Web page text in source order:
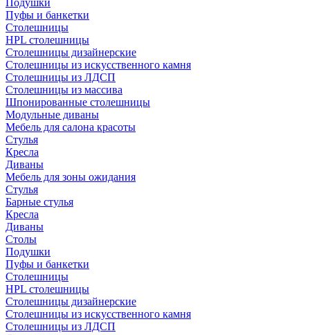
Подушки
Пуфы и банкетки
Столешницы
HPL столешницы
Столешницы дизайнерские
Столешницы из искусственного камня
Столешницы из ЛДСП
Столешницы из массива
Шпонированные столешницы
Модульные диваны
Мебель для салона красоты
Стулья
Кресла
Диваны
Мебель для зоны ожидания
Стулья
Барные стулья
Кресла
Диваны
Столы
Подушки
Пуфы и банкетки
Столешницы
HPL столешницы
Столешницы дизайнерские
Столешницы из искусственного камня
Столешницы из ЛДСП